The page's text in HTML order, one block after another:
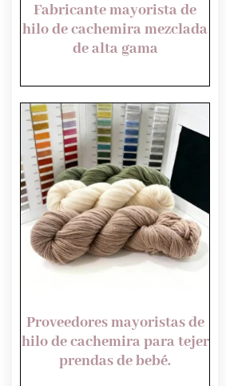
Fabricante mayorista de
hilo de cachemira mezclada
de alta gama
Proveedores mayoristas de
hilo de cachemira para tejer
prendas de bebé.